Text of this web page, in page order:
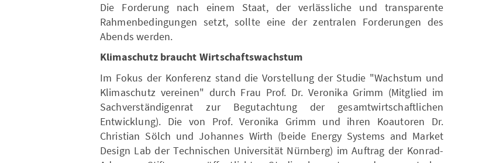
Die Forderung nach einem Staat, der verlässliche und transparente
Rahmenbedingungen setzt, sollte eine der zentralen Forderungen des
Abends werden.
Klimaschutz braucht Wirtschaftswachstum
Im Fokus der Konferenz stand die Vorstellung der Studie "Wachstum und
Klimaschutz vereinen" durch Frau Prof. Dr. Veronika Grimm (Mitglied im
Sachverständigenrat zur Begutachtung der gesamtwirtschaftlichen
Entwicklung). Die von Prof. Veronika Grimm und ihren Koautoren Dr.
Christian Sölch und Johannes Wirth (beide Energy Systems and Market
Design Lab der Technischen Universität Nürnberg) im Auftrag der Konrad-